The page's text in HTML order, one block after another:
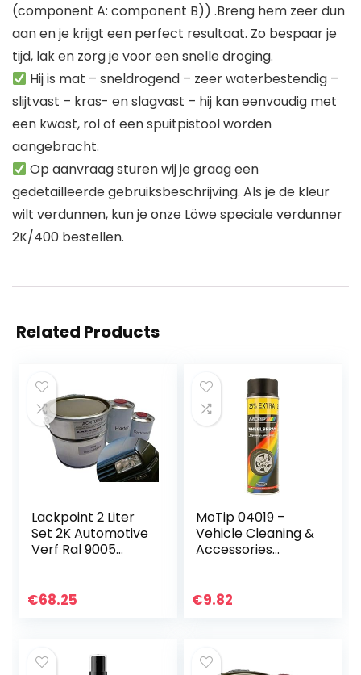
(component A: component B)) .Breng hem zeer dun
aan en je krijgt een perfect resultaat. Zo bespaar je
tijd, lak en zorg je voor een snelle droging.
Hij is mat – sneldrogend – zeer waterbestendig –
slijtvast – kras- en slagvast – hij kan eenvoudig met
een kwast, rol of een spuitpistool worden
aangebracht.
Op aanvraag sturen wij je graag een
gedetailleerde gebruiksbeschrijving. Als je de kleur
wilt verdunnen, kun je onze Löwe speciale verdunner
2K/400 bestellen.
Related Products
Lackpoint 2 Liter
Set 2K Automotive
Verf Ral 9005
Duidelijke Vernis
€68.25
MoTip 04019 –
Vehicle Cleaning &
Accessories
500 ml)
€9.82